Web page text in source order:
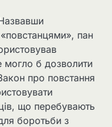
пан
могло б дозволити
про повстання
що перебувають
боротьби з